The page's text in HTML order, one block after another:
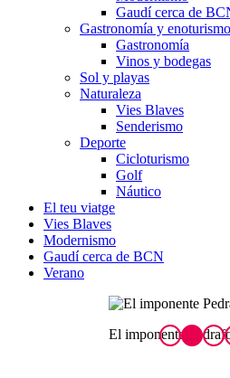
Gaudí cerca de
Gastronomía y enoturismo
Gastronomía
Vinos y bodegas
Sol y playas
Naturaleza
Vies Blaves
Senderismo
Deporte
Cicloturismo
Golf
Náutico
El teu viatge
Vies Blaves
Modernismo
Gaudí cerca de BCN
Verano
El imponente Pedraforca